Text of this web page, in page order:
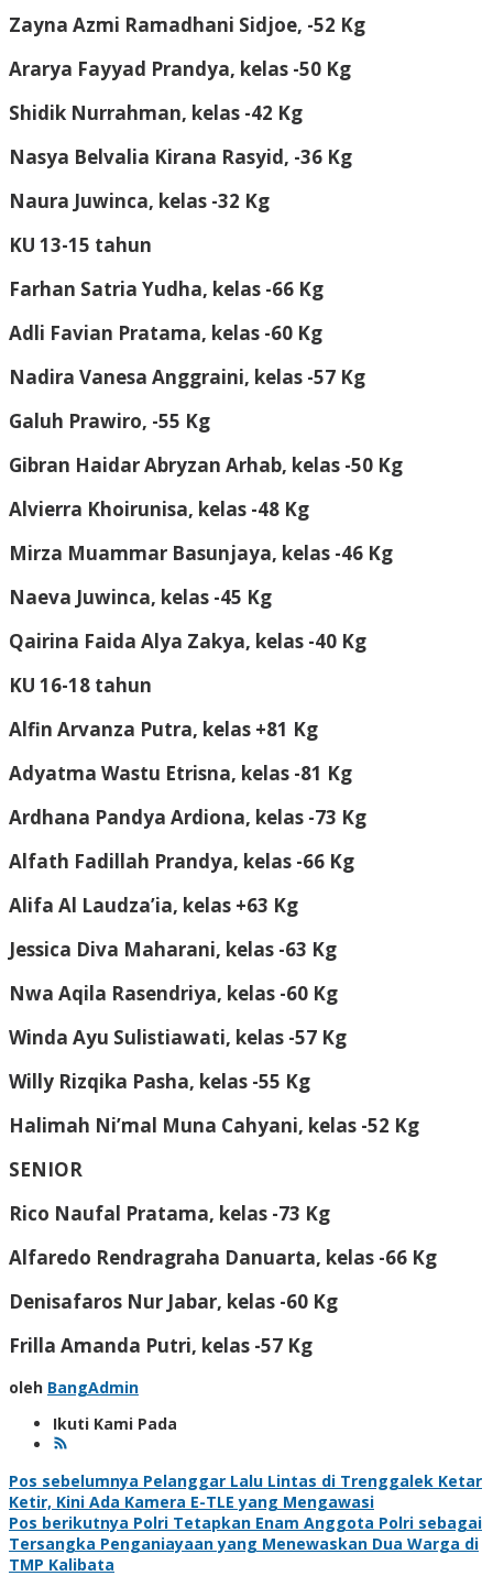
Zayna Azmi Ramadhani Sidjoe, -52 Kg
Ararya Fayyad Prandya, kelas -50 Kg
Shidik Nurrahman, kelas -42 Kg
Nasya Belvalia Kirana Rasyid, -36 Kg
Naura Juwinca, kelas -32 Kg
KU 13-15 tahun
Farhan Satria Yudha, kelas -66 Kg
Adli Favian Pratama, kelas -60 Kg
Nadira Vanesa Anggraini, kelas -57 Kg
Galuh Prawiro, -55 Kg
Gibran Haidar Abryzan Arhab, kelas -50 Kg
Alvierra Khoirunisa, kelas -48 Kg
Mirza Muammar Basunjaya, kelas -46 Kg
Naeva Juwinca, kelas -45 Kg
Qairina Faida Alya Zakya, kelas -40 Kg
KU 16-18 tahun
Alfin Arvanza Putra, kelas +81 Kg
Adyatma Wastu Etrisna, kelas -81 Kg
Ardhana Pandya Ardiona, kelas -73 Kg
Alfath Fadillah Prandya, kelas -66 Kg
Alifa Al Laudza’ia, kelas +63 Kg
Jessica Diva Maharani, kelas -63 Kg
Nwa Aqila Rasendriya, kelas -60 Kg
Winda Ayu Sulistiawati, kelas -57 Kg
Willy Rizqika Pasha, kelas -55 Kg
Halimah Ni’mal Muna Cahyani, kelas -52 Kg
SENIOR
Rico Naufal Pratama, kelas -73 Kg
Alfaredo Rendragraha Danuarta, kelas -66 Kg
Denisafaros Nur Jabar, kelas -60 Kg
Frilla Amanda Putri, kelas -57 Kg
oleh BangAdmin
Ikuti Kami Pada
Navigasi
pos
Pos sebelumnya Pelanggar Lalu Lintas di Trenggalek Ketar
Ketir, Kini Ada Kamera E-TLE yang Mengawasi
Pos berikutnya Polri Tetapkan Enam Anggota Polri sebagai
Tersangka Penganiayaan yang Menewaskan Dua Warga di
TMP Kalibata